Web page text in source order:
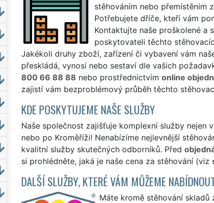
stěhováním nebo přemístěním
Potřebujete dříče, kteří vám
Kontaktujte naše proškolené a
poskytovateli těchto
Jakékoli druhy zboží, zařízení či vybavení vám
přeskládá, vynosí nebo sestaví dle vašich
800 66 88 88 nebo prostřednictvím online
zajistí vám bezproblémový průběh těchto
KDE POSKYTUJEME NAŠE SLUŽBY
Naše společnost zajišťuje komplexní služby nejen
nebo po Kroměříži! Nenabízíme nejlevnější
kvalitní služby skutečných odborníků. Před
si prohlédněte, jaká je naše cena za stěhování (viz
DALŠÍ SLUŽBY, KTERÉ VÁM MŮŽEME
Máte kromě stěhování